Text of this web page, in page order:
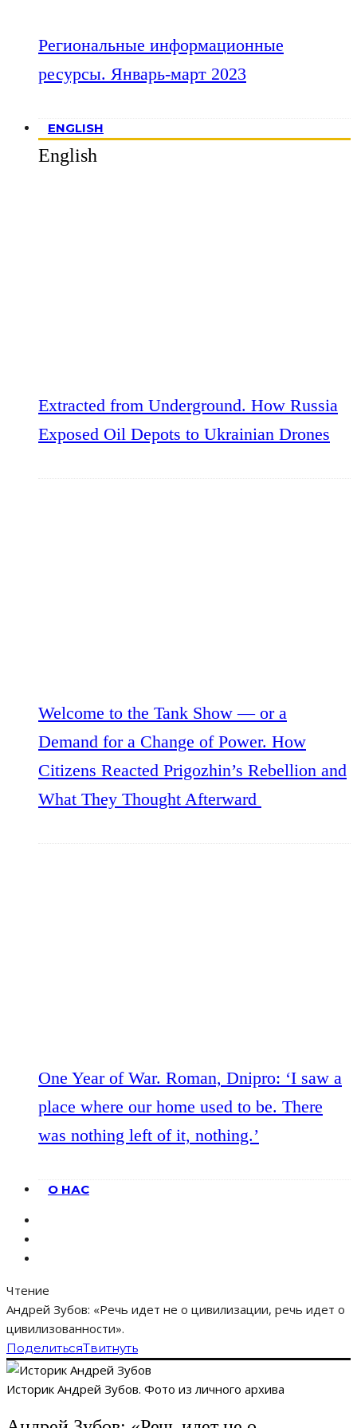
Региональные информационные
ресурсы. Январь-март 2023
ENGLISH
English
Extracted from Underground. How Russia
Exposed Oil Depots to Ukrainian Drones
Welcome to the Tank Show — or a
Demand for a Change of Power. How
Citizens Reacted Prigozhin’s Rebellion and
What They Thought Afterward
One Year of War. Roman, Dnipro: ‘I saw a
place where our home used to be. There
was nothing left of it, nothing.’
О НАС
Чтение
Андрей Зубов: «Речь идет не о цивилизации, речь идет о
цивилизованности».
ПоделитьсяТвитнуть
Историк Андрей Зубов. Фото из личного архива